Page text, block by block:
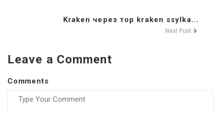
Kraken через тор kraken ssylka...
Next Post
Leave a Comment
Comments